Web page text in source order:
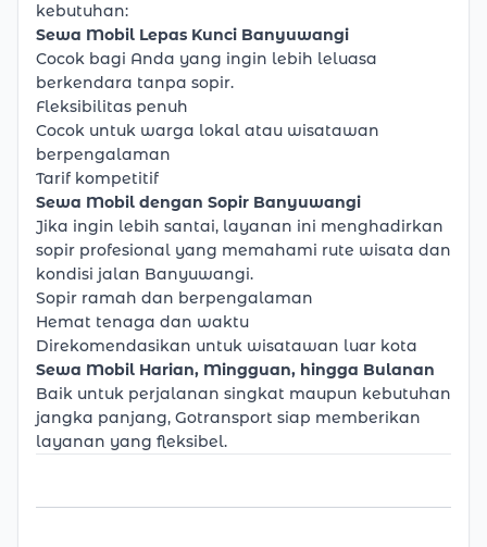
kebutuhan:
Sewa Mobil Lepas Kunci Banyuwangi
Cocok bagi Anda yang ingin lebih leluasa
berkendara tanpa sopir.
Fleksibilitas penuh
Cocok untuk warga lokal atau wisatawan
berpengalaman
Tarif kompetitif
Sewa Mobil dengan Sopir Banyuwangi
Jika ingin lebih santai, layanan ini menghadirkan
sopir profesional yang memahami rute wisata dan
kondisi jalan Banyuwangi.
Sopir ramah dan berpengalaman
Hemat tenaga dan waktu
Direkomendasikan untuk wisatawan luar kota
Sewa Mobil Harian, Mingguan, hingga Bulanan
Baik untuk perjalanan singkat maupun kebutuhan
jangka panjang, Gotransport siap memberikan
layanan yang fleksibel.